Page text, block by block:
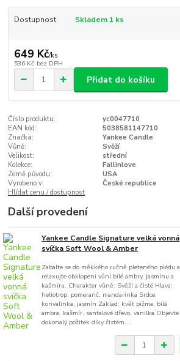
Dostupnost Skladem 1 ks
649 Kč/ks
536 Kč bez DPH
Přidat do košíku
Číslo produktu:
yc0047710
EAN kód:
5038581147710
Značka:
Yankee Candle
Vůně:
Svěží
Velikost:
střední
Kolekce:
Fallinlove
Země původu:
USA
Vyrobeno v:
České republice
Hlídat cenu / dostupnost
Další provedení
Yankee Candle Signature velká vonná
svíčka Soft Wool & Amber
Zabalte se do měkkého ručně pleteného plédu a
relaxujte obklopeni vůní bílé ambry, jasmínu a
kašmíru. Charakter vůně: Svěží a čisté Hlava:
heliotrop, pomeranč, mandarinka Srdce:
konvalinka, jasmín Základ: květ pižma, bílá
ambra, kašmír, santalové dřevo, vanilka Objevte
dokonalý požitek díky čistém...